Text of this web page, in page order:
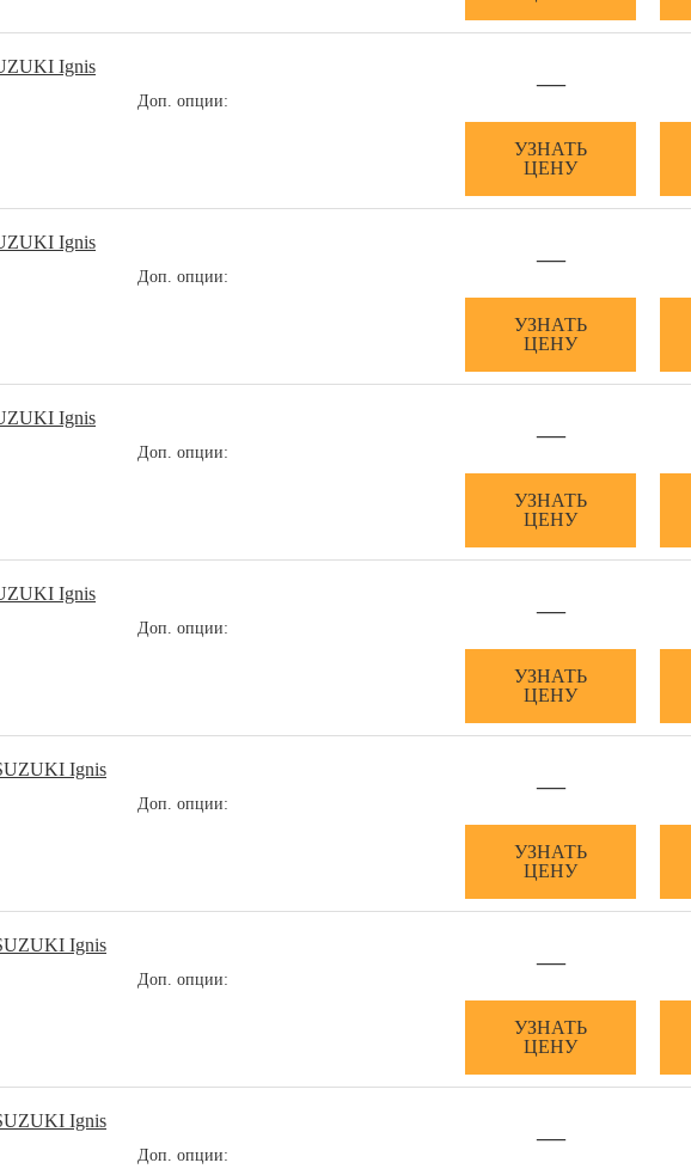
Ignis
Доп. опции:
—
УЗНАТЬ
ЦЕНУ
Ignis
Доп. опции:
—
УЗНАТЬ
ЦЕНУ
Ignis
Доп. опции:
—
УЗНАТЬ
ЦЕНУ
Ignis
Доп. опции:
—
УЗНАТЬ
ЦЕНУ
Ignis
Доп. опции:
—
УЗНАТЬ
ЦЕНУ
Ignis
Доп. опции:
—
УЗНАТЬ
ЦЕНУ
Ignis
Доп. опции:
—